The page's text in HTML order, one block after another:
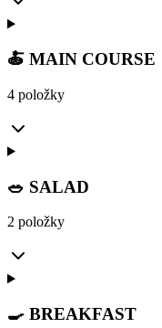
🍝 MAIN COURSE
4 položky
🥗 SALAD
2 položky
🍳 BREAKFAST